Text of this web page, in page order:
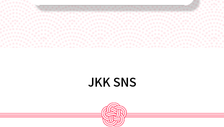
2025/02/22
4月17日、2025年総会を全国旅館会館
にて開催します
2月18日、第6回定例会議in福岡が開催
JKK SNS